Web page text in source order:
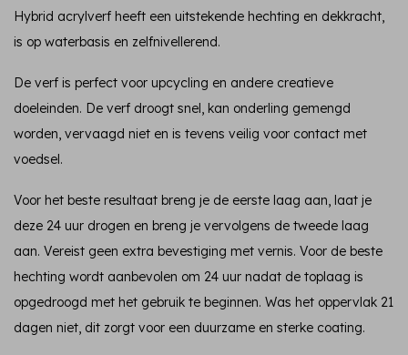
Hybrid acrylverf heeft een uitstekende hechting en dekkracht,
is op waterbasis en zelfnivellerend.
De verf is perfect voor upcycling en andere creatieve
doeleinden. De verf droogt snel, kan onderling gemengd
worden, vervaagd niet en is tevens veilig voor contact met
voedsel.
Voor het beste resultaat breng je de eerste laag aan, laat je
deze 24 uur drogen en breng je vervolgens de tweede laag
aan. Vereist geen extra bevestiging met vernis. Voor de beste
hechting wordt aanbevolen om 24 uur nadat de toplaag is
opgedroogd met het gebruik te beginnen. Was het oppervlak 21
dagen niet, dit zorgt voor een duurzame en sterke coating.